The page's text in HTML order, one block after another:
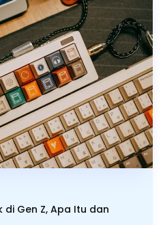
Gen Z, Apa Itu dan